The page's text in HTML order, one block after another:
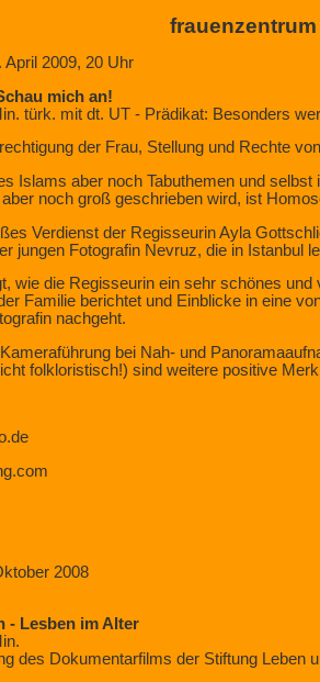
April 2009, 20 Uhr
mich an!
türk. mit dt. UT - Prädikat: Besonders
der Frau, Stellung und Rechte
Islams aber noch Tabuthemen und
noch groß geschrieben wird, ist
Verdienst der Regisseurin Ayla
jungen Fotografin Nevruz, die in Istanbul
wie die Regisseurin ein sehr schönes
Familie berichtet und Einblicke in eine
nachgeht.
bei Nah- und
folkloristisch!) sind weitere positive
2008
- Lesben im Alter
des Dokumentarfilms der Stiftung Leben